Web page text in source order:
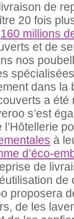
de
20 fois
160 millions
et de
nos
dans la
a
s’est
à
d’éco-
de
proposera
de les